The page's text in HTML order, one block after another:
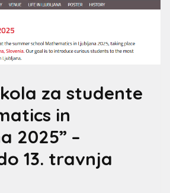
za studente
in
2025” –
13. travnja